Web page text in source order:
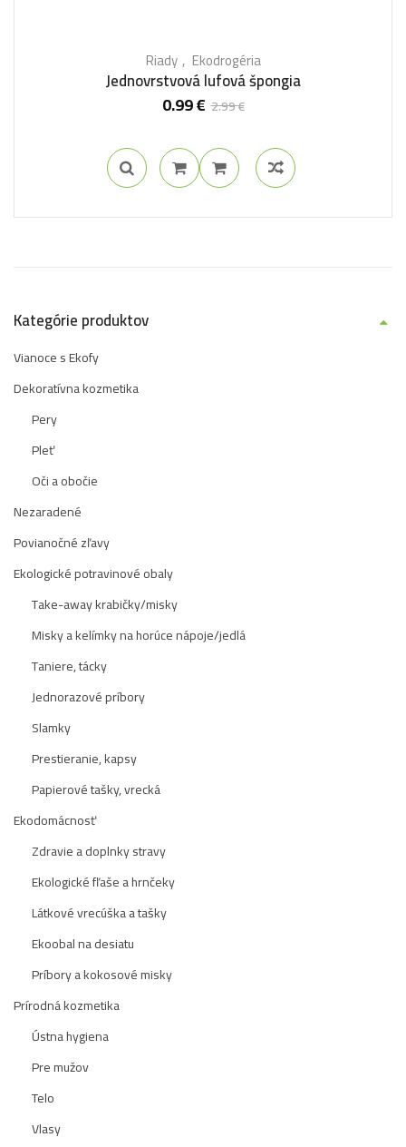
Riady Ekodrogéria
Jednovrstvová lufová špongia
2.99€
0.99€
Kategórie produktov
Vianoce s Ekofy
Dekoratívna kozmetika
Pery
Pleť
Oči a obočie
Nezaradené
Povianočné zľavy
Ekologické potravinové obaly
Take-away krabičky/misky
Misky a kelímky na horúce nápoje/jedlá
Taniere, tácky
Jednorazové príbory
Slamky
Prestieranie, kapsy
Papierové tašky, vrecká
Ekodomácnosť
Zdravie a doplnky stravy
Ekologické fľaše a hrnčeky
Látkové vrecúška a tašky
Ekoobal na desiatu
Príbory a kokosové misky
Prírodná kozmetika
Ústna hygiena
Pre mužov
Telo
Vlasy